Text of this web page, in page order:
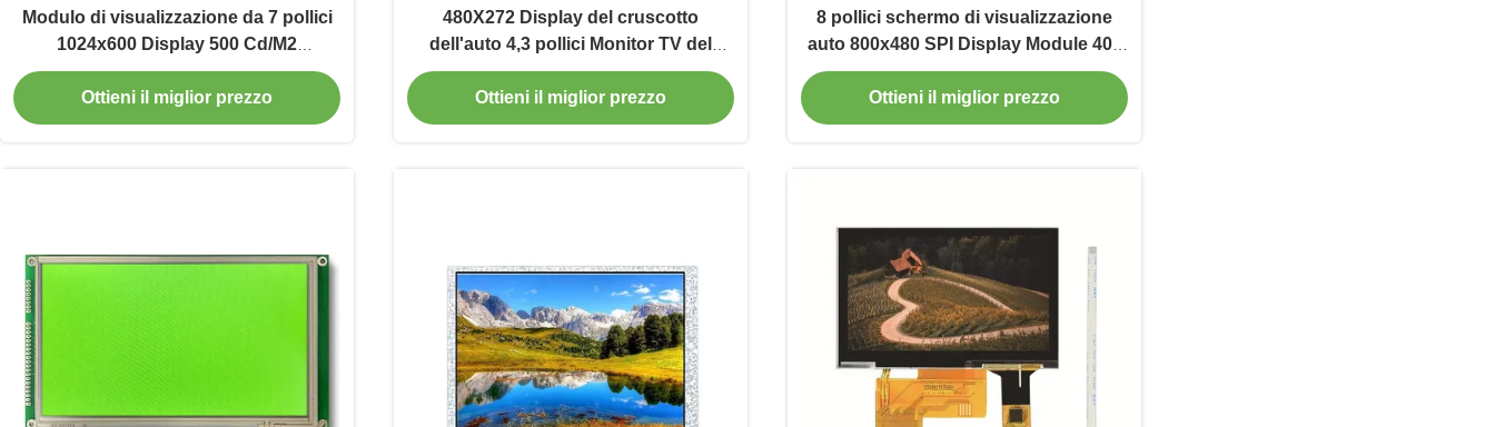
Modulo di visualizzazione da 7 pollici
1024x600 Display 500 Cd/M2
Interfaccia RGB
Ottieni il miglior prezzo
480X272 Display del cruscotto
dell'auto 4,3 pollici Monitor TV del
veicolo 500 Cd/m2
Ottieni il miglior prezzo
8 pollici schermo di visualizzazione
auto 800x480 SPI Display Module 400
Cd/M2
Ottieni il miglior prezzo